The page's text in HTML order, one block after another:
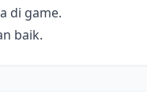
di game.
baik.